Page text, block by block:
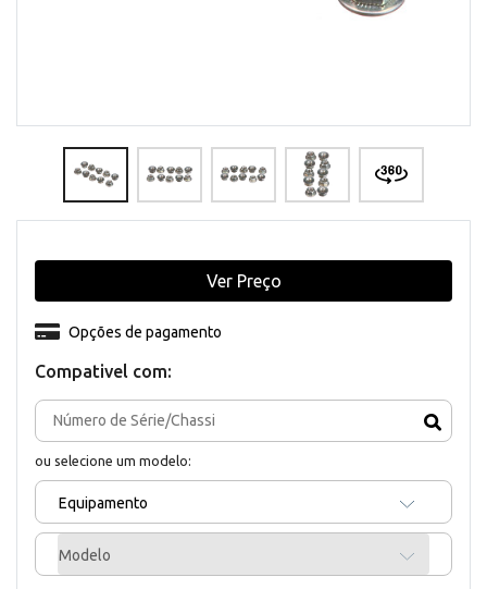
Compativel com:
ou selecione um modelo:
Equipamento
Modelo
Opções de pagamento
Ver Preço